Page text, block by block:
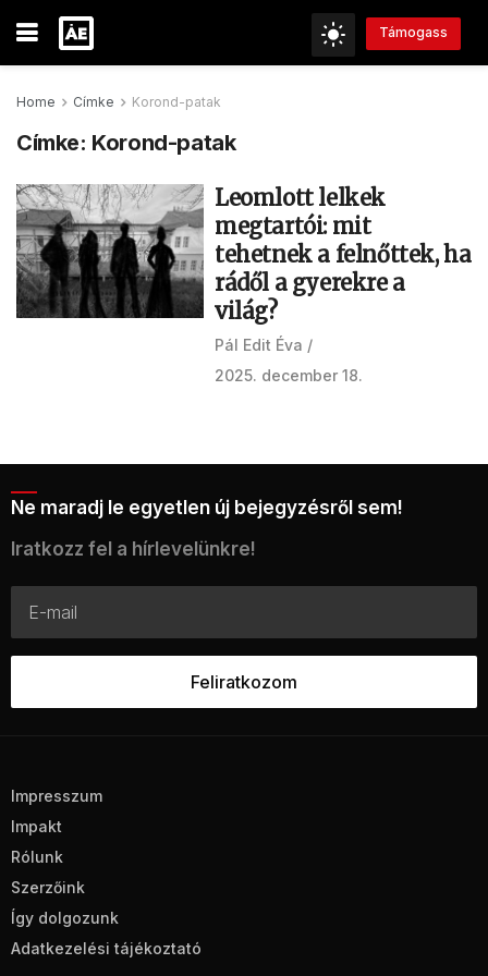
Támogass
Home Címke Korond-patak
Címke: Korond-patak
Leomlott lelkek
megtartói: mit
tehetnek a felnőttek, ha
rádől a gyerekre a
világ?
Pál Edit Éva
2025. december 18.
Ne maradj le egyetlen új bejegyzésről sem!
Iratkozz fel a hírlevelünkre!
Impresszum
Impakt
Rólunk
Szerzőink
Így dolgozunk
Adatkezelési tájékoztató